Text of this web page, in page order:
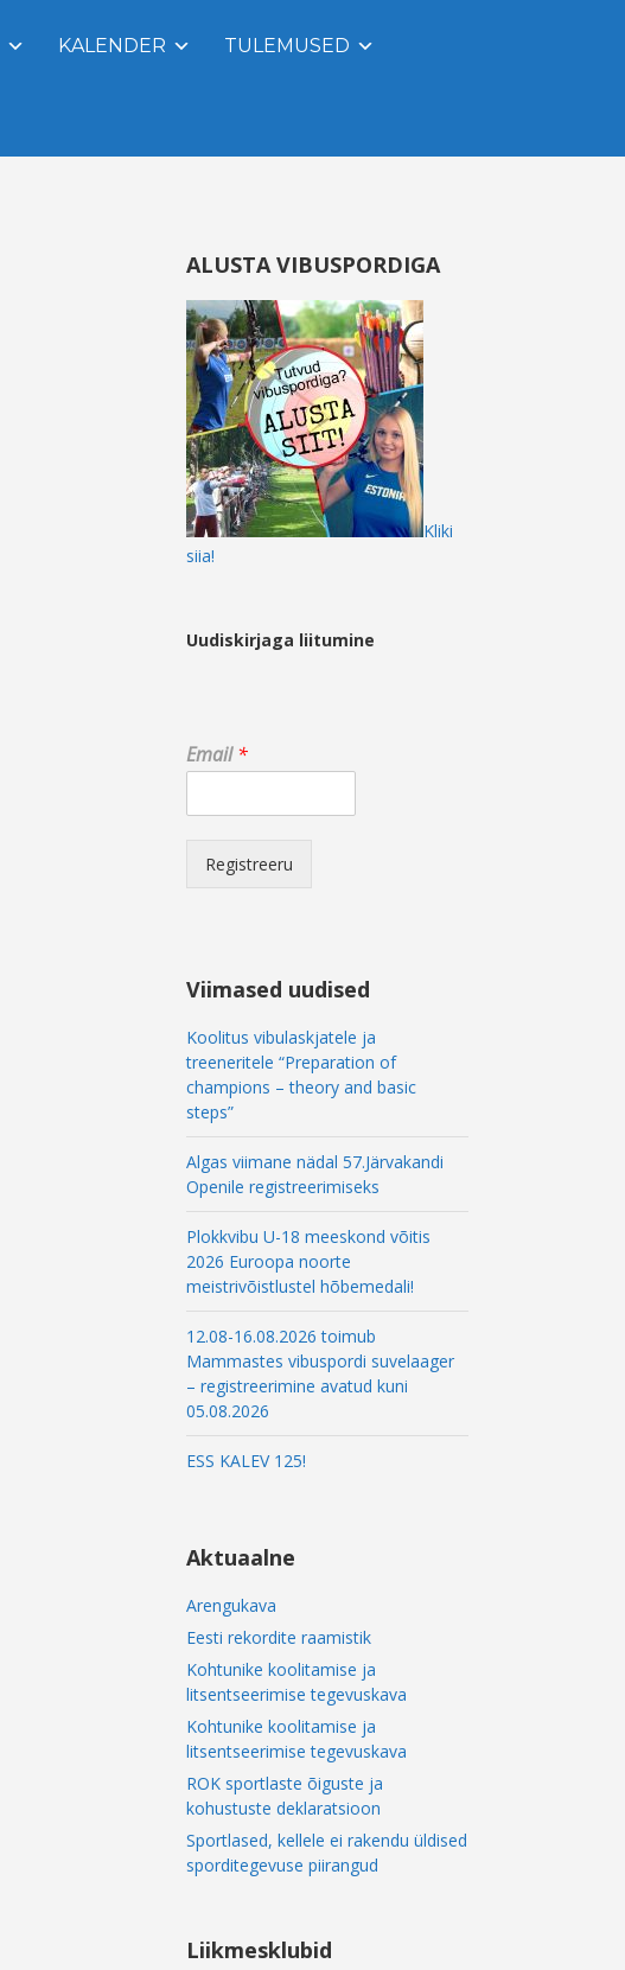
KALENDER TULEMUSED
ALUSTA VIBUSPORDIGA
Kliki
siia!
Uudiskirjaga liitumine
E
m
i
l
Email*
Registreeru
Viimased uudised
Koolitus vibulaskjatele ja
treeneritele “Preparation of
champions – theory and basic
steps”
Algas viimane nädal 57.Järvakandi
Openile registreerimiseks
Plokkvibu U-18 meeskond võitis
2026 Euroopa noorte
meistrivõistlustel hõbemedali!
12.08-16.08.2026 toimub
Mammastes vibuspordi suvelaager
– registreerimine avatud kuni
05.08.2026
ESS KALEV 125!
Aktuaalne
Arengukava
Eesti rekordite raamistik
Kohtunike koolitamise ja
litsentseerimise tegevuskava
Kohtunike koolitamise ja
litsentseerimise tegevuskava
ROK sportlaste õiguste ja
kohustuste deklaratsioon
Sportlased, kellele ei rakendu üldised
sporditegevuse piirangud
Liikmesklubid